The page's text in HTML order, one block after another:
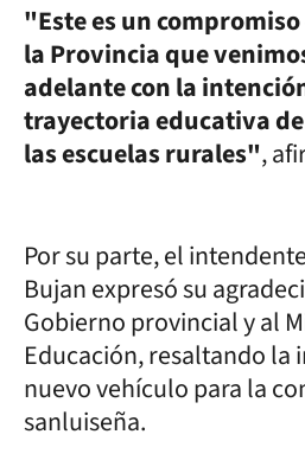
"Este es un
la Provincia que
adelante con la
trayectoria educativa
las escuelas rurales",
Por su parte, el
Bujan expresó su
Gobierno provincial y al
Educación, resaltando la
nuevo vehículo para la
sanluiseña.